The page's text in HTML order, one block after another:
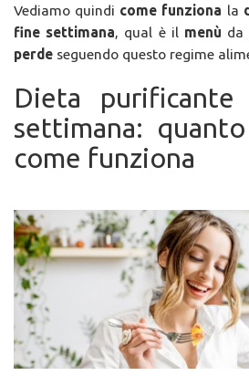
Vediamo quindi come funziona la
fine settimana, qual è il menù da
perde seguendo questo regime
Dieta
settimana:
come funziona